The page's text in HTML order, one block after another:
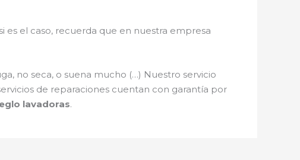
es el caso, recuerda que en nuestra empresa
no seca, o suena mucho (…) Nuestro servicio
de reparaciones cuentan con garantía por
lavadoras.